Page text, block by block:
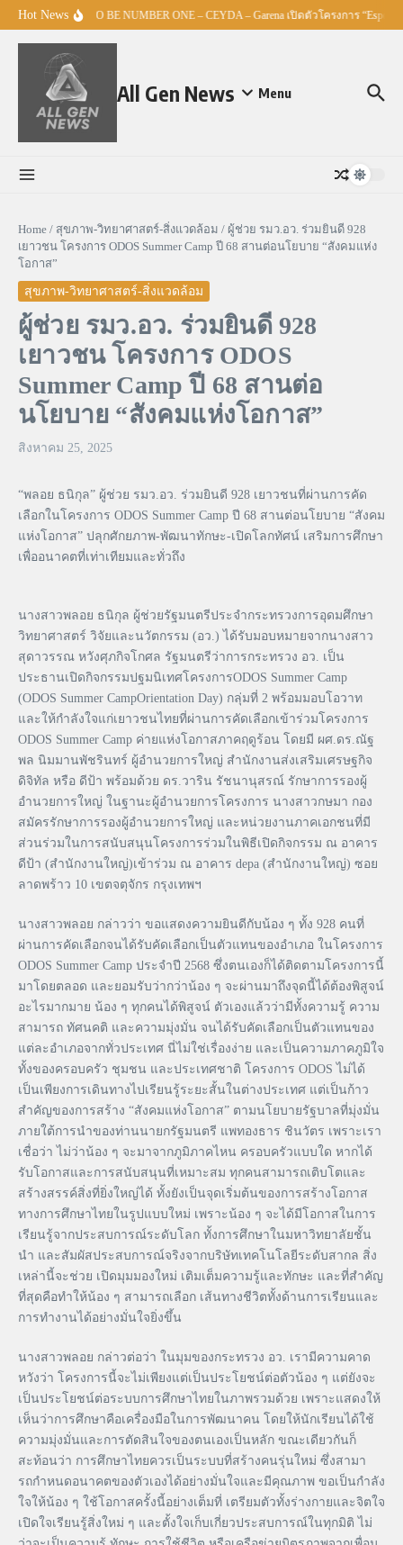
Skip to content
Hot Newsศธ. – TO BE NUMBER ONE – CEYDA – Garena เปิดตัวโครงการ
All Gen News Menu
Home / สุขภาพ-วิทยาศาสตร์-สิ่งแวดล้อม / ผู้ช่วย รมว.อว. ร่วมยินดี 928
เยาวชน โครงการ ODOS Summer Camp ปี 68 สานต่อนโยบาย “สังคมแห่ง
โอกาส”
สุขภาพ-วิทยาศาสตร์-สิ่งแวดล้อม
ผู้ช่วย รมว.อว. ร่วมยินดี 928
เยาวชน โครงการ ODOS
Summer Camp ปี 68 สานต่อ
นโยบาย “สังคมแห่งโอกาส”
สิงหาคม 25, 2025
“พลอย ธนิกุล” ผู้ช่วย รมว.อว. ร่วมยินดี 928 เยาวชนที่ผ่านการคัด
เลือกในโครงการ ODOS Summer Camp ปี 68 สานต่อนโยบาย “สังคม
แห่งโอกาส” ปลุกศักยภาพ-พัฒนาทักษะ-เปิดโลกทัศน์ เสริมการศึกษา
เพื่ออนาคตที่เท่าเทียมและทั่วถึง
นางสาวพลอย ธนิกุล ผู้ช่วยรัฐมนตรีประจำกระทรวงการอุดมศึกษา
วิทยาศาสตร์ วิจัยและนวัตกรรม (อว.) ได้รับมอบหมายจากนางสาว
สุดาวรรณ หวังศุภกิจโกศล รัฐมนตรีว่าการกระทรวง อว. เป็น
ประธานเปิดกิจกรรมปฐมนิเทศโครงการODOS Summer Camp
(ODOS Summer CampOrientation Day) กลุ่มที่ 2 พร้อมมอบโอวาท
และให้กำลังใจแก่เยาวชนไทยที่ผ่านการคัดเลือกเข้าร่วมโครงการ
ODOS Summer Camp ค่ายแห่งโอกาสภาคฤดูร้อน โดยมี ผศ.ดร.ณัฐ
พล นิมมานพัชรินทร์ ผู้อำนวยการใหญ่ สำนักงานส่งเสริมเศรษฐกิจ
ดิจิทัล หรือ ดีป้า พร้อมด้วย ดร.วาริน รัชนานุสรณ์ รักษาการรองผู้
อำนวยการใหญ่ ในฐานะผู้อำนวยการโครงการ นางสาวกษมา กอง
สมัครรักษาการรองผู้อำนวยการใหญ่ และหน่วยงานภาคเอกชนที่มี
ส่วนร่วมในการสนับสนุนโครงการร่วมในพิธีเปิดกิจกรรม ณ อาคาร
ดีป้า (สำนักงานใหญ่)เข้าร่วม ณ อาคาร depa (สํานักงานใหญ่) ซอย
ลาดพร้าว 10 เขตจตุจักร กรุงเทพฯ
นางสาวพลอย กล่าวว่า ขอแสดงความยินดีกับน้อง ๆ ทั้ง 928 คนที่
ผ่านการคัดเลือกจนได้รับคัดเลือกเป็นตัวแทนของอําเภอ ในโครงการ
ODOS Summer Camp ประจําปี 2568 ซึ่งตนเองก็ได้ติดตามโครงการนี้
มาโดยตลอด และยอมรับว่ากว่าน้อง ๆ จะผ่านมาถึงจุดนี้ได้ต้องพิสูจน์
อะไรมากมาย น้อง ๆ ทุกคนได้พิสูจน์ ตัวเองแล้วว่ามีทั้งความรู้ ความ
สามารถ ทัศนคติ และความมุ่งมั่น จนได้รับคัดเลือกเป็นตัวแทนของ
แต่ละอําเภอจากทั่วประเทศ นี่ไม่ใช่เรื่องง่าย และเป็นความภาคภูมิใจ
ทั้งของครอบครัว ชุมชน และประเทศชาติ โครงการ ODOS ไม่ได้
เป็นเพียงการเดินทางไปเรียนรู้ระยะสั้นในต่างประเทศ แต่เป็นก้าว
สําคัญของการสร้าง “สังคมแห่งโอกาส” ตามนโยบายรัฐบาลที่มุ่งมั่น
ภายใต้การนําของท่านนายกรัฐมนตรี แพทองธาร ชินวัตร เพราะเรา
เชื่อว่า ไม่ว่าน้อง ๆ จะมาจากภูมิภาคไหน ครอบครัวแบบใด หากได้
รับโอกาสและการสนับสนุนที่เหมาะสม ทุกคนสามารถเติบโตและ
สร้างสรรค์สิ่งที่ยิ่งใหญ่ได้ ทั้งยังเป็นจุดเริ่มต้นของการสร้างโอกาส
ทางการศึกษาไทยในรูปแบบใหม่ เพราะน้อง ๆ จะได้มีโอกาสในการ
เรียนรู้จากประสบการณ์ระดับโลก ทั้งการศึกษาในมหาวิทยาลัยชั้น
นํา และสัมผัสประสบการณ์จริงจากบริษัทเทคโนโลยีระดับสากล สิ่ง
เหล่านี้จะช่วย เปิดมุมมองใหม่ เติมเต็มความรู้และทักษะ และที่สําคัญ
ที่สุดคือทําให้น้อง ๆ สามารถเลือก เส้นทางชีวิตทั้งด้านการเรียนและ
การทํางานได้อย่างมั่นใจยิ่งขึ้น
นางสาวพลอย กล่าวต่อว่า ในมุมของกระทรวง อว. เรามีความคาด
หวังว่า โครงการนี้จะไม่เพียงแต่เป็นประโยชน์ต่อตัวน้อง ๆ แต่ยังจะ
เป็นประโยชน์ต่อระบบการศึกษาไทยในภาพรวมด้วย เพราะแสดงให้
เห็นว่าการศึกษาคือเครื่องมือในการพัฒนาคน โดยให้นักเรียนได้ใช้
ความมุ่งมั่นและการตัดสินใจของตนเองเป็นหลัก ขณะเดียวกันก็
สะท้อนว่า การศึกษาไทยควรเป็นระบบที่สร้างคนรุ่นใหม่ ซึ่งสามา
รถกําหนดอนาคตของตัวเองได้อย่างมั่นใจและมีคุณภาพ ขอเป็นกําลัง
ใจให้น้อง ๆ ใช้โอกาสครั้งนี้อย่างเต็มที่ เตรียมตัวทั้งร่างกายและจิตใจ
เปิดใจเรียนรู้สิ่งใหม่ ๆ และตั้งใจเก็บเกี่ยวประสบการณ์ในทุกมิติ ไม่